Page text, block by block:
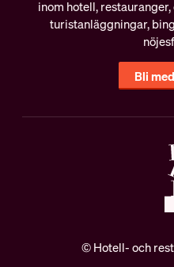
inom hotell,
turistanläggningar,
Bli
© Hotell- och